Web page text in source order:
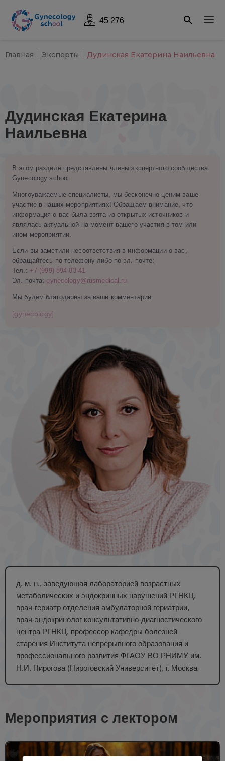
45 276
Главная Эксперты Дудинская Екатерина Наильевна
Дудинская Екатерина
Наильевна
В этом разделе представлены члены экспертного сообщества
Gynecology school.
Многоуважаемые специалисты, мы бесконечно ценим ваше
участие в наших мероприятиях! Обращаем внимание, что
информация о вас была взята из открытых источников и
являлась актуальной на момент вашего участия в том или
ином мероприятии.
Если вы заметили несоответствия в информации о вас,
обращайтесь по телефону либо по эл. почте:
Тел.: +7 (999) 894-83-41
Эл. почта: gynecology@rusmedical.ru
Мы будем благодарны за ваши комментарии.
[gynecology]
д. м. н., заведующая лабораторией возрастных
метаболических и эндокринных нарушений РГНКЦ,
врач-гериатр отделения амбулаторной гериатрии,
врач-эндокринолог консультативно-диагностического
центра РГНКЦ, профессор кафедры болезней
старения Института непрерывного образования и
профессионального развития ФГАОУ ВО РНИМУ им.
Н.И. Пирогова (Пироговский Университет), г. Москва
Мероприятия с лектором